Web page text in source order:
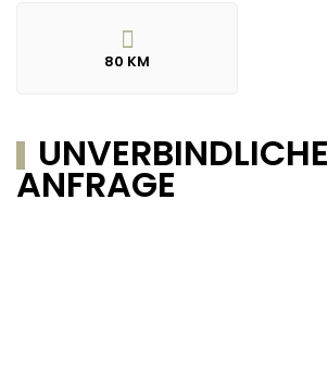
80 KM
UNVERBINDLICHE
ANFRAGE